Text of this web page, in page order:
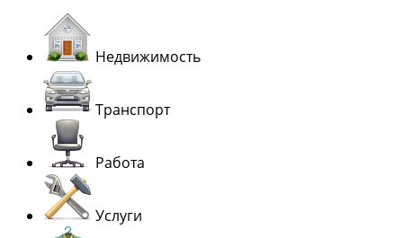
Недвижимость
Транспорт
Работа
Услуги